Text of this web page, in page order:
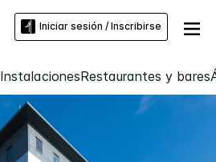
Iniciar sesión / Inscribirse
InstalacionesRestaurantes y bares